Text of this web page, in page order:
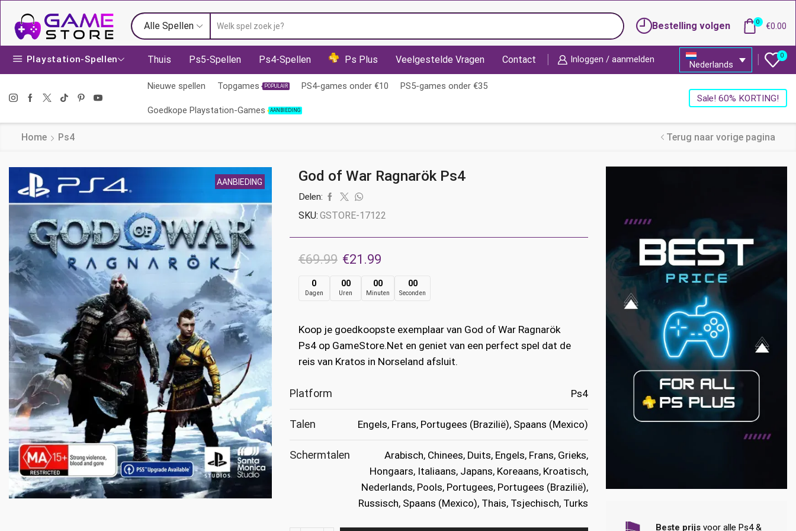
Alle Spellen Bestelling volgen 0 €0.00
Playstation-Spellen Thuis Ps5-Spellen Ps4-Spellen Ps Plus Veelgestelde Vragen Contact Inloggen / aanmelden Nederlands
0
Nieuwe spellen Topgames POPULAIR PS4-games onder €10 PS5-games onder €35
Goedkope Playstation-Games AANBIEDING
Sale! 60% KORTING!
Home Ps4 Terug naar vorige pagina
AANBIEDING God of War Ragnarök Ps4
Delen:
SKU: GSTORE-17122
€69.99 Oorspronkelijke
prijs
was:
€21.99Huidige
prijs
is:
0
Dagen
00
Uren
00
Minuten
00
Seconden
Koop je goedkoopste exemplaar van God of War Ragnarök
Ps4 op GameStore.Net en geniet van een perfect spel dat de
reis van Kratos in Norseland afsluit.
Platform Ps4
Talen Engels, Frans, Portugees (Brazilië), Spaans (Mexico)
Schermtalen
Arabisch, Chinees, Duits, Engels, Frans, Grieks,
Hongaars, Italiaans, Japans, Koreaans, Kroatisch,
Nederlands, Pools, Portugees, Portugees (Brazilië),
Russisch, Spaans (Mexico), Thais, Tsjechisch, Turks
Beste prijs voor alle Ps4 &